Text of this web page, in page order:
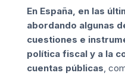
En España, en las
abordando algunas
cuestiones e
política fiscal y a la
cuentas públicas,